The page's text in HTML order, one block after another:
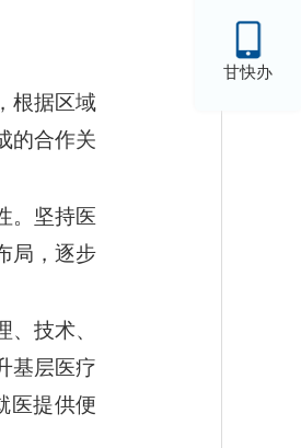
甘快办
根据区域
的合作关
。坚持医
局，逐步
技术、
基层医疗
医提供便